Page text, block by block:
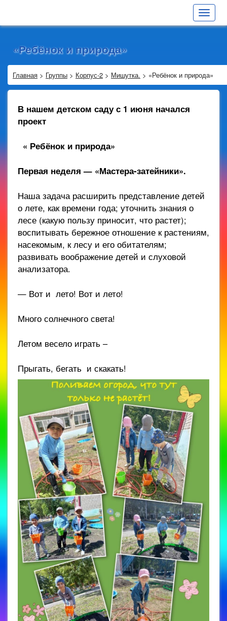
Toggle
«Ребёнок и природа»
Главная > Группы > Корпус-2 > Мишутка. > «Ребёнок и природа»
В нашем детском саду с 1 июня начался
проект
« Ребёнок и природа»
Первая неделя — «Мастера-затейники».
Наша задача расширить представление детей
о лете, как времени года; уточнить знания о
лесе (какую пользу приносит, что растет);
воспитывать бережное отношение к растениям,
насекомым, к лесу и его обитателям;
развивать воображение детей и слуховой
анализатора.
— Вот и лето! Вот и лето!
Много солнечного света!
Летом весело играть –
Прыгать, бегать и скакать!